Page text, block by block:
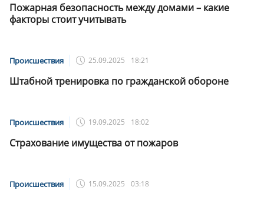
Пожарная безопасность между домами – какие
факторы стоит учитывать
Происшествия 25.09.2025 18:21
Штабной тренировка по гражданской обороне
Происшествия 19.09.2025 18:02
Страхование имущества от пожаров
Происшествия 15.09.2025 03:18